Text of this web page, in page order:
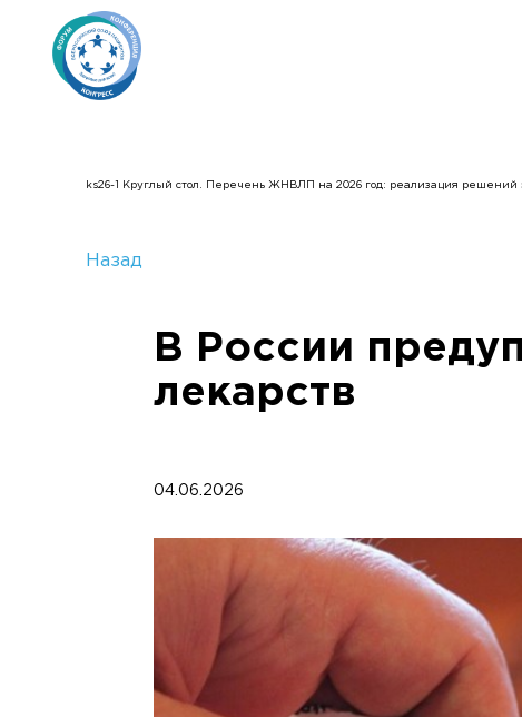
ks26-1 Круглый стол. Перечень ЖНВЛП на 2026 год: реализация решений
Назад
В России
лекарств
04.06.2026